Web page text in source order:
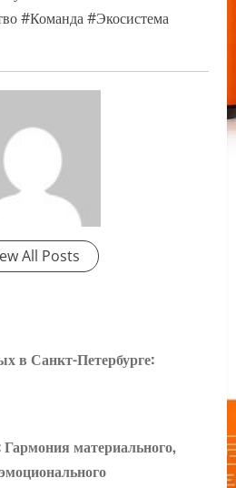
#Команда #Экосистема
All Posts
в Санкт-Петербурге:
материального,